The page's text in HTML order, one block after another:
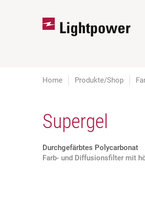
Home Produkte/Shop
Supergel
Durchgefärbtes Polycarbonat
Farb- und Diffusionsfilter mit